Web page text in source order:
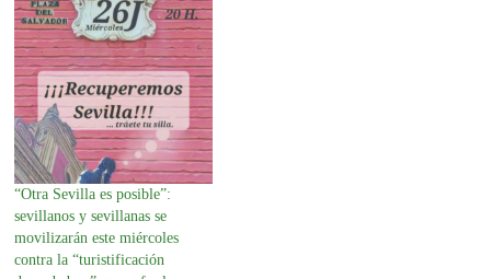
“Otra Sevilla es posible”:
sevillanos y sevillanas se
movilizarán este miércoles
contra la “turistificación